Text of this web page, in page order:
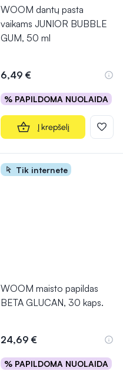
WOOM dantų pasta
vaikams JUNIOR BUBBLE
GUM, 50 ml
6,49 €
% PAPILDOMA NUOLAIDA
Į krepšelį
Tik internete
WOOM maisto papildas
BETA GLUCAN, 30 kaps.
24,69 €
% PAPILDOMA NUOLAIDA